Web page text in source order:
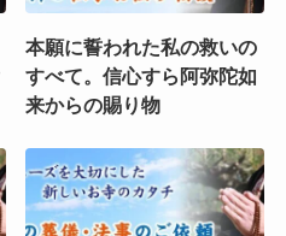
本願に誓われた私の救いの
すべて。信心すら阿弥陀如
来からの賜り物